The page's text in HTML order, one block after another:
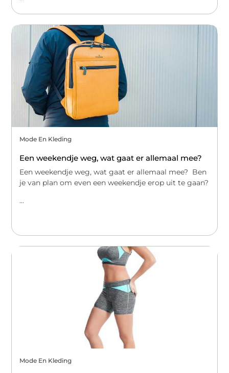
Mode En Kleding
Een weekendje weg, wat gaat er allemaal mee?
Een weekendje weg, wat gaat er allemaal mee? Ben
je van plan om even een weekendje erop uit te gaan?
...
Mode En Kleding